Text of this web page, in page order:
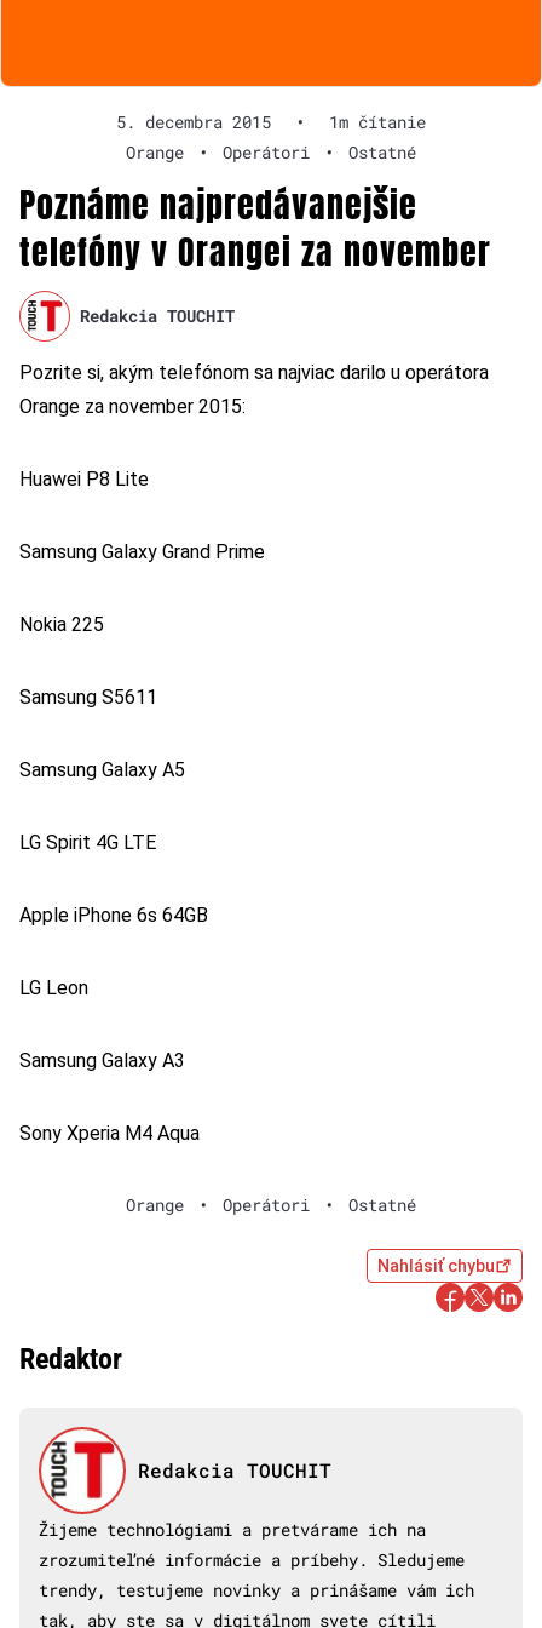
5. decembra 2015 •
1m čítanie
Orange
• Operátori • Ostatné
Poznáme najpredávanejšie
telefóny v Orangei za november
Redakcia TOUCHIT
Pozrite si, akým telefónom sa najviac darilo u operátora
Orange za november 2015:
Huawei P8 Lite
Samsung Galaxy Grand Prime
Nokia 225
Samsung S5611
Samsung Galaxy A5
LG Spirit 4G LTE
Apple iPhone 6s 64GB
LG Leon
Samsung Galaxy A3
Sony Xperia M4 Aqua
Orange • Operátori • Ostatné
Nahlásiť chybu
Redaktor
Redakcia TOUCHIT
Žijeme technológiami a pretvárame ich na
zrozumiteľné informácie a príbehy. Sledujeme
trendy, testujeme novinky a prinášame vám ich
tak, aby ste sa v digitálnom svete cítili